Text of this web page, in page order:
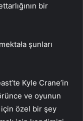
bir
şunları
Kyle Crane’in
ve oyunun
için özel bir şey